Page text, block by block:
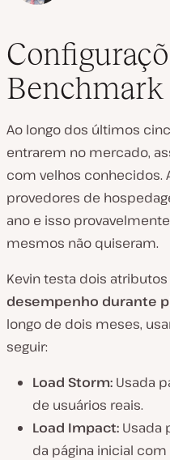
Benchmark
Ao longo dos últimos
entrarem no mercado,
com velhos conhecidos.
provedores de
ano e isso
mesmos não quiseram.
Kevin testa dois
desempenho durante
longo de dois meses,
seguir:
Load Storm: Usada
de usuários reais.
Load Impact: Usada
da página inicial